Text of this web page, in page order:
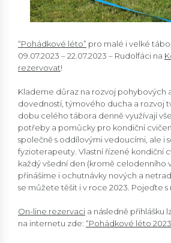
“Pohádkové léto” pro malé i velké
09.07.2023 – 22.07.2023 – Rudolfáci na
rezervovat!
Klademe důraz na rozvoj pohybových
dovedností, týmového ducha a rozvoj
dobu celého tábora denně využívají
potřeby a pomůcky pro kondiční
společně s oddílovými vedoucími, ale i
fyzioterapeuty. Vlastní řízené kondiční
každý všední den (kromě celodenního
přinášíme i ochutnávky nových a
se můžete těšit i v roce 2023. Pojeďte s
On-line rezervaci a následně přihlášku
na internetu zde: “Pohádkové léto